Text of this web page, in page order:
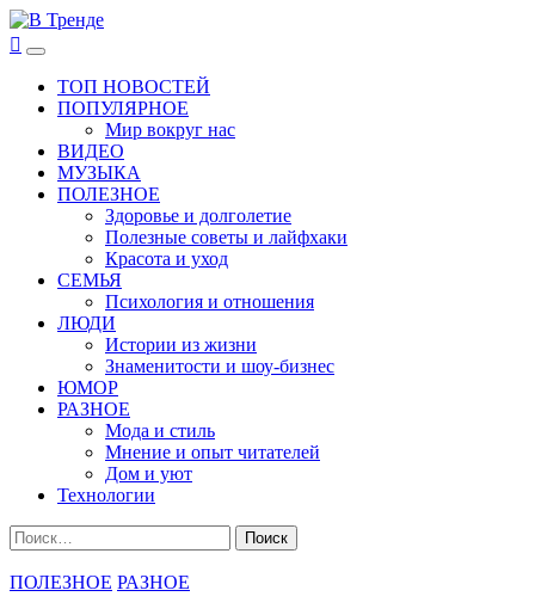
Перейти
к
содержимому
В Тренде
Самые свежие новости интернета
Основное
менюТОП НОВОСТЕЙ
ПОПУЛЯРНОЕ
Мир вокруг нас
ВИДЕО
МУЗЫКА
ПОЛЕЗНОЕ
Здоровье и долголетие
Полезные советы и лайфхаки
Красота и уход
СЕМЬЯ
Психология и отношения
ЛЮДИ
Истории из жизни
Знаменитости и шоу-бизнес
ЮМОР
РАЗНОЕ
Мода и стиль
Мнение и опыт читателей
Дом и уют
Технологии
Найти:
ПОЛЕЗНОЕ РАЗНОЕ